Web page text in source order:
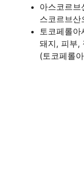
아스코르
스코르브
토코페롤
돼지, 피부,
(토코페롤